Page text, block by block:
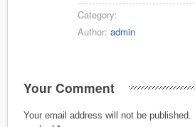
Category:
Author: admin
Your Comment
Your email address will not be published.